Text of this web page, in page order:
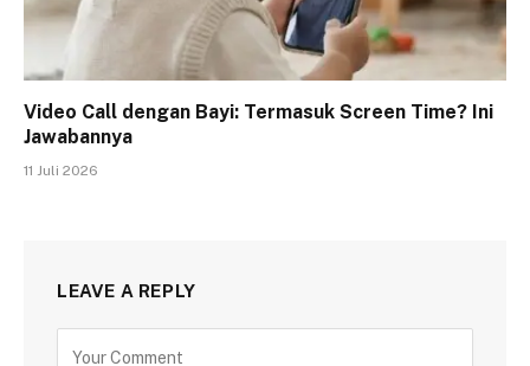
Video Call dengan Bayi: Termasuk Screen Time? Ini
Jawabannya
11 Juli 2026
LEAVE A REPLY